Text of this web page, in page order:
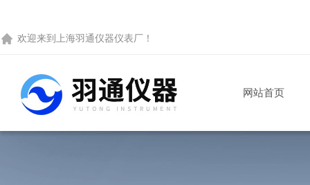
欢迎来到 上海羽通仪器仪表厂 ！
网站首页